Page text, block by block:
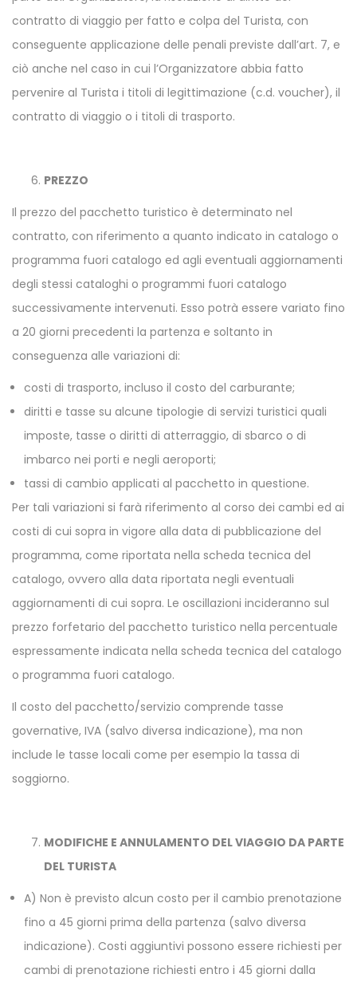
contratto di viaggio per fatto e colpa del Turista, con
conseguente applicazione delle penali previste dall’art. 7, e
ciò anche nel caso in cui l’Organizzatore abbia fatto
pervenire al Turista i titoli di legittimazione (c.d. voucher), il
contratto di viaggio o i titoli di trasporto.
PREZZO
Il prezzo del pacchetto turistico è determinato nel
contratto, con riferimento a quanto indicato in catalogo o
programma fuori catalogo ed agli eventuali aggiornamenti
degli stessi cataloghi o programmi fuori catalogo
successivamente intervenuti. Esso potrà essere variato fino
a 20 giorni precedenti la partenza e soltanto in
conseguenza alle variazioni di:
costi di trasporto, incluso il costo del carburante;
diritti e tasse su alcune tipologie di servizi turistici quali
imposte, tasse o diritti di atterraggio, di sbarco o di
imbarco nei porti e negli aeroporti;
tassi di cambio applicati al pacchetto in questione.
Per tali variazioni si farà riferimento al corso dei cambi ed ai
costi di cui sopra in vigore alla data di pubblicazione del
programma, come riportata nella scheda tecnica del
catalogo, ovvero alla data riportata negli eventuali
aggiornamenti di cui sopra. Le oscillazioni incideranno sul
prezzo forfetario del pacchetto turistico nella percentuale
espressamente indicata nella scheda tecnica del catalogo
o programma fuori catalogo.
Il costo del pacchetto/servizio comprende tasse
governative, IVA (salvo diversa indicazione), ma non
include le tasse locali come per esempio la tassa di
soggiorno.
MODIFICHE E ANNULAMENTO DEL VIAGGIO DA PARTE
DEL TURISTA
A) Non è previsto alcun costo per il cambio prenotazione
fino a 45 giorni prima della partenza (salvo diversa
indicazione). Costi aggiuntivi possono essere richiesti per
cambi di prenotazione richiesti entro i 45 giorni dalla